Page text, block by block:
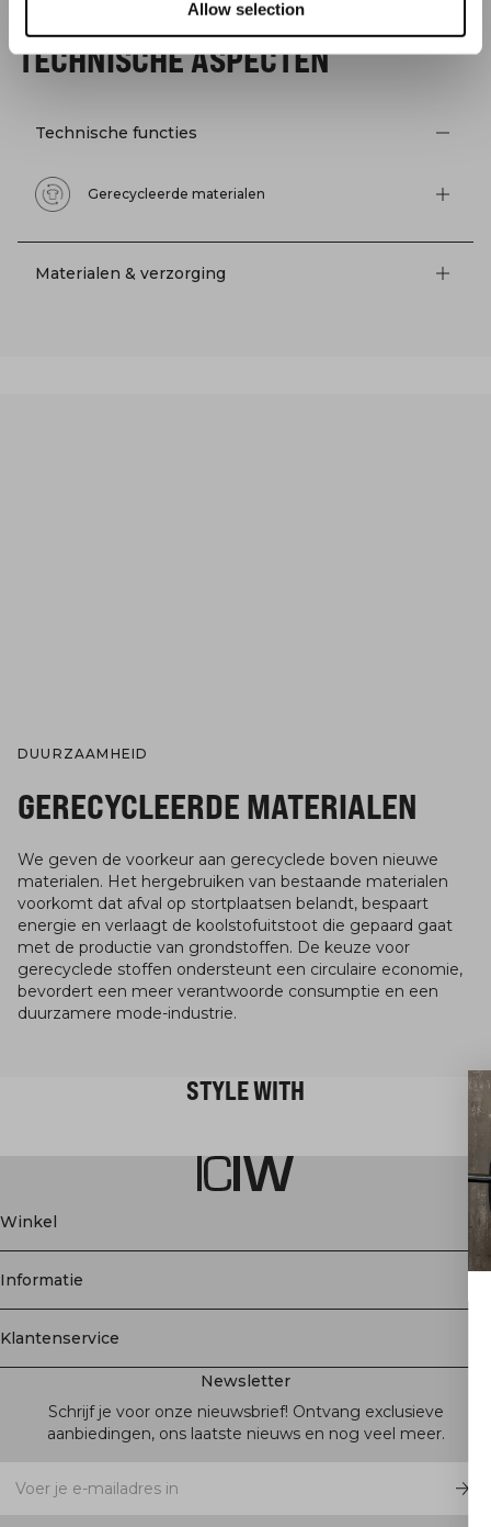
Allow selection
TECHNISCHE ASPECTEN
Technische functies
Gerecycleerde materialen
Materialen & verzorging
DUURZAAMHEID
GERECYCLEERDE MATERIALEN
We geven de voorkeur aan gerecyclede boven nieuwe
materialen. Het hergebruiken van bestaande materialen
voorkomt dat afval op stortplaatsen belandt, bespaart
energie en verlaagt de koolstofuitstoot die gepaard gaat
met de productie van grondstoffen. De keuze voor
gerecyclede stoffen ondersteunt een circulaire economie,
bevordert een meer verantwoorde consumptie en een
duurzamere mode-industrie.
STYLE WITH
Winkel
Informatie
Klantenservice
Newsletter
Schrijf je voor onze nieuwsbrief! Ontvang exclusieve
aanbiedingen, ons laatste nieuws en nog veel meer.
When you subscribe to our
the first to know about new
and a lot more!